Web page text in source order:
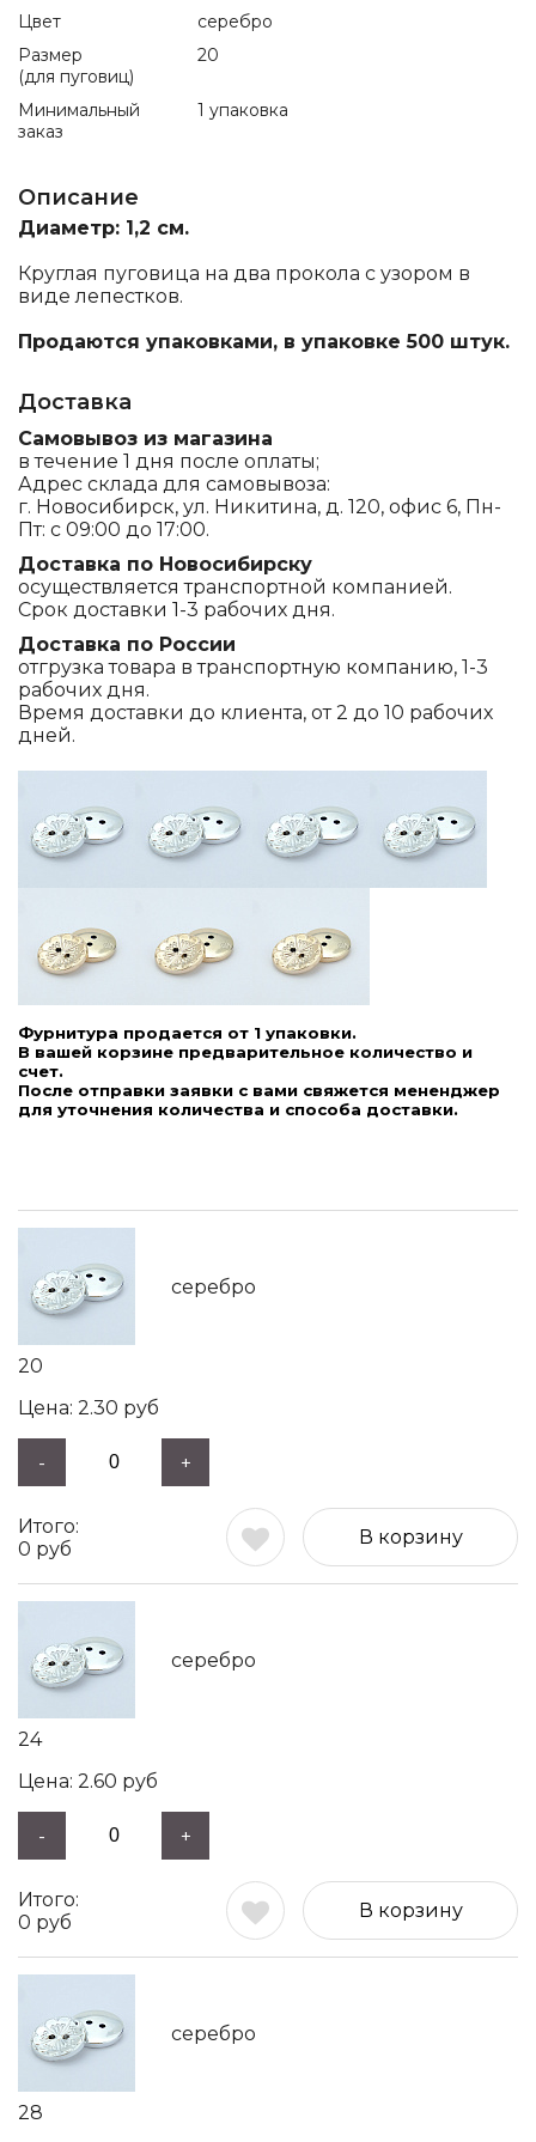
Цвет
серебро
Размер
(для пуговиц)
20
Минимальный
заказ
1 упаковка
Описание
Диаметр: 1,2 см.
Круглая пуговица на два прокола с узором в
виде лепестков.
Продаются упаковками, в упаковке 500 штук.
Доставка
Самовывоз из магазина
в течение 1 дня после оплаты;
Адрес склада для самовывоза:
г. Новосибирск, ул. Никитина, д. 120, офис 6, Пн-
Пт: с 09:00 до 17:00.
Доставка по Новосибирску
осуществляется транспортной компанией.
Срок доставки 1-3 рабочих дня.
Доставка по России
отгрузка товара в транспортную компанию, 1-3
рабочих дня.
Время доставки до клиента, от 2 до 10 рабочих
дней.
Фурнитура продается от 1 упаковки.
В вашей корзине предварительное количество и
счет.
После отправки заявки с вами свяжется мененджер
для уточнения количества и способа доставки.
серебро
20
2.30 руб
- +
0 руб
В корзину
серебро
24
2.60 руб
- +
0 руб
В корзину
серебро
28